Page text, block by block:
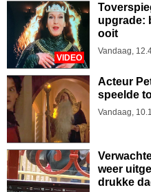
VIDEO
upgrade:
ooit
Vandaag,
Acteur
speelde
Vandaag,
weer
drukke